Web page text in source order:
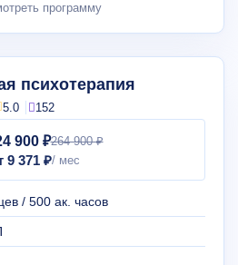
программу
психотерапия
5.0 152
900 ₽264 900 ₽
9 371 ₽
/ 500 ак. часов